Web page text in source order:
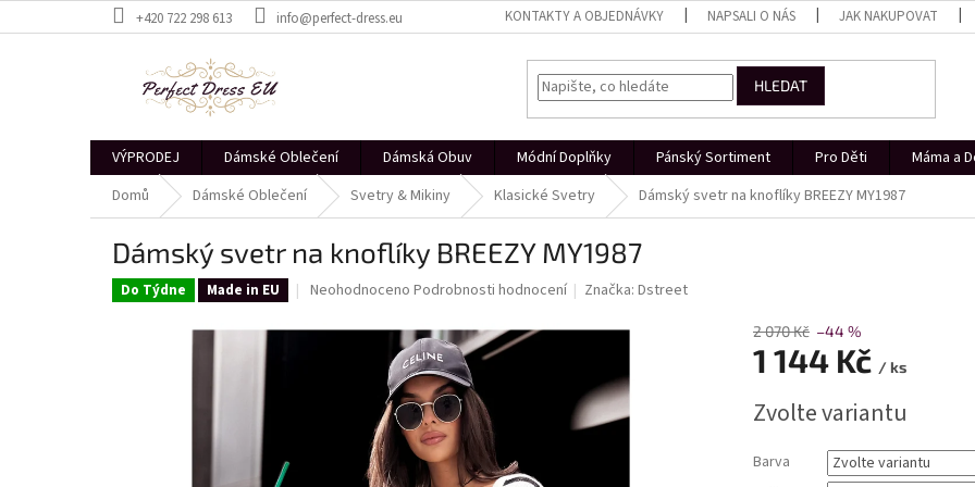
na
+420 722 298 613 info@perfect-dress.eu KONTAKTY A OBJEDNÁVKY NAPSALI O NÁS JAK NAKUPOVAT
HLEDAT
VÝPRODEJ Dámské Oblečení Dámská Obuv Módní Doplňky Pánský Sortiment Pro Děti Máma a
Domů
Dámské Oblečení Svetry & Mikiny Klasické Svetry Dámský svetr na knoflíky BREEZY MY1987
Dámský svetr na knoflíky BREEZY MY1987
Do Týdne Made in EU
Průměrné
produktu
hvězdiček.
Neohodnoceno Podrobnosti hodnocení Značka:Dstreet
2 070 Kč –44 %
1 144 Kč / ks
cena:
Zvolte variantu
Barva